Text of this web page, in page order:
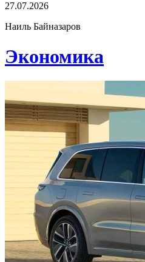
27.07.2026
Наиль Байназаров
Экономика